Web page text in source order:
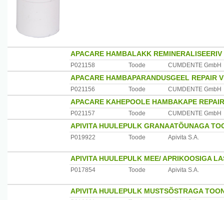
APACARE HAMBALAKK
P021158 Toode CUMDENTE GmbH
APACARE HAMBAPARANDUSGEEL REPAIR
P021156 Toode CUMDENTE GmbH
APACARE KAHEPOOLE HAMBAKAPE
P021157 Toode CUMDENTE GmbH
APIVITA HUULEPULK GRANAATÕUNAGA
P019922 Toode Apivita S.A.
APIVITA HUULEPULK MEE/ APRIKOOSIGA
P017854 Toode Apivita S.A.
APIVITA HUULEPULK MUSTSÕSTRAGA